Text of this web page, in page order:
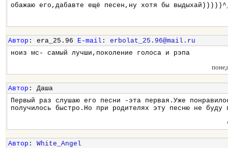
обажаю его,дабавте ещё песен,ну хотя бы
Автор : era_25.96 E-mail : erbolat_25.96@mail.ru
ноиз мс- самый лучши,поколение голоса и рэпа
Автор : Даша
Первый раз слушаю его песни -эта первая.Уже
получилось быстро.Но при родителях эту песню не буду
Автор : White_Angel